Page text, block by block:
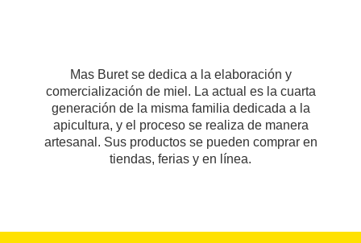
Mas Buret se dedica a la elaboración y
comercialización de miel. La actual es la cuarta
generación de la misma familia dedicada a la
apicultura, y el proceso se realiza de manera
artesanal. Sus productos se pueden comprar en
tiendas, ferias y en línea.